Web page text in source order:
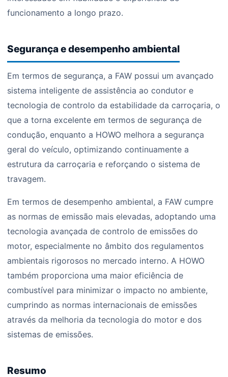
funcionamento a longo prazo.
Segurança e desempenho ambiental
Em termos de segurança, a FAW possui um avançado
sistema inteligente de assistência ao condutor e
tecnologia de controlo da estabilidade da carroçaria, o
que a torna excelente em termos de segurança de
condução, enquanto a HOWO melhora a segurança
geral do veículo, optimizando continuamente a
estrutura da carroçaria e reforçando o sistema de
travagem.
Em termos de desempenho ambiental, a FAW cumpre
as normas de emissão mais elevadas, adoptando uma
tecnologia avançada de controlo de emissões do
motor, especialmente no âmbito dos regulamentos
ambientais rigorosos no mercado interno. A HOWO
também proporciona uma maior eficiência de
combustível para minimizar o impacto no ambiente,
cumprindo as normas internacionais de emissões
através da melhoria da tecnologia do motor e dos
sistemas de emissões.
Resumo